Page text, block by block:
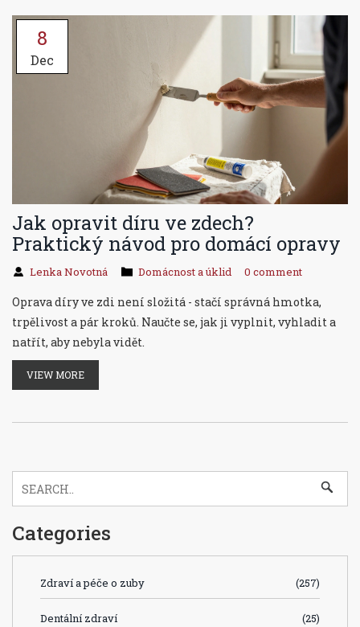
8
Dec
Jak opravit díru ve zdech?
Praktický návod pro domácí opravy
Lenka Novotná Domácnost a úklid 0 comment
Oprava díry ve zdi není složitá - stačí správná hmotka,
trpělivost a pár kroků. Naučte se, jak ji vyplnit, vyhladit a
natřít, aby nebyla vidět.
VIEW MORE
Categories
Zdraví a péče o zuby (257)
Dentální zdraví (25)